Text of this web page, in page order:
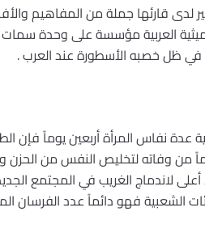
كمنظومة من الرموز والدلالات الإيحائية (10) تثير لدى
العربية مؤسسة على وحدة سمات
في ظل خصبه الأسطورة عند العرب .
عدة نفاس المرأة أربعين يوماً فإن
من وفاته لتخليص النفس من الحزن
لاندماج الغريب في المجتمع
الشعبية فهو دائماً عدد الفرسان